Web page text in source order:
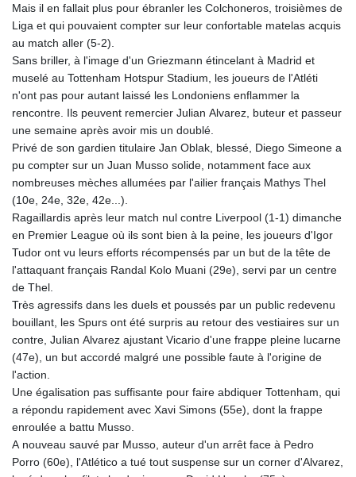
Mais il en fallait plus pour ébranler les Colchoneros, troisièmes de
Liga et qui pouvaient compter sur leur confortable matelas acquis
au match aller (5-2).
Sans briller, à l'image d'un Griezmann étincelant à Madrid et
muselé au Tottenham Hotspur Stadium, les joueurs de l'Atléti
n'ont pas pour autant laissé les Londoniens enflammer la
rencontre. Ils peuvent remercier Julian Alvarez, buteur et passeur
une semaine après avoir mis un doublé.
Privé de son gardien titulaire Jan Oblak, blessé, Diego Simeone a
pu compter sur un Juan Musso solide, notamment face aux
nombreuses mèches allumées par l'ailier français Mathys Thel
(10e, 24e, 32e, 42e...).
Ragaillardis après leur match nul contre Liverpool (1-1) dimanche
en Premier League où ils sont bien à la peine, les joueurs d'Igor
Tudor ont vu leurs efforts récompensés par un but de la tête de
l'attaquant français Randal Kolo Muani (29e), servi par un centre
de Thel.
Très agressifs dans les duels et poussés par un public redevenu
bouillant, les Spurs ont été surpris au retour des vestiaires sur un
contre, Julian Alvarez ajustant Vicario d'une frappe pleine lucarne
(47e), un but accordé malgré une possible faute à l'origine de
l'action.
Une égalisation pas suffisante pour faire abdiquer Tottenham, qui
a répondu rapidement avec Xavi Simons (55e), dont la frappe
enroulée a battu Musso.
A nouveau sauvé par Musso, auteur d'un arrêt face à Pedro
Porro (60e), l'Atlético a tué tout suspense sur un corner d'Alvarez,